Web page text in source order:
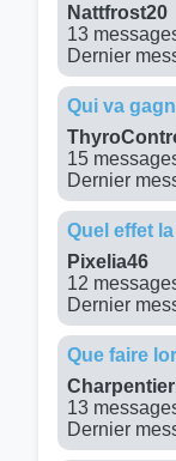
Nattfrost20
13
Dernier
Qui va
15
Dernier
Quel effet
Pixelia46
12
Dernier
Que faire
13
Dernier